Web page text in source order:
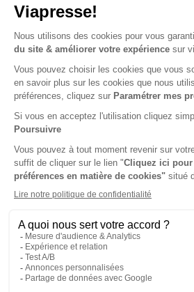
Je choisis un support
Papier
Abonnement 1 an
6 n° • Papier
30€60
Tarif France métropolitaine
Renouvellement à date d’anniversaire